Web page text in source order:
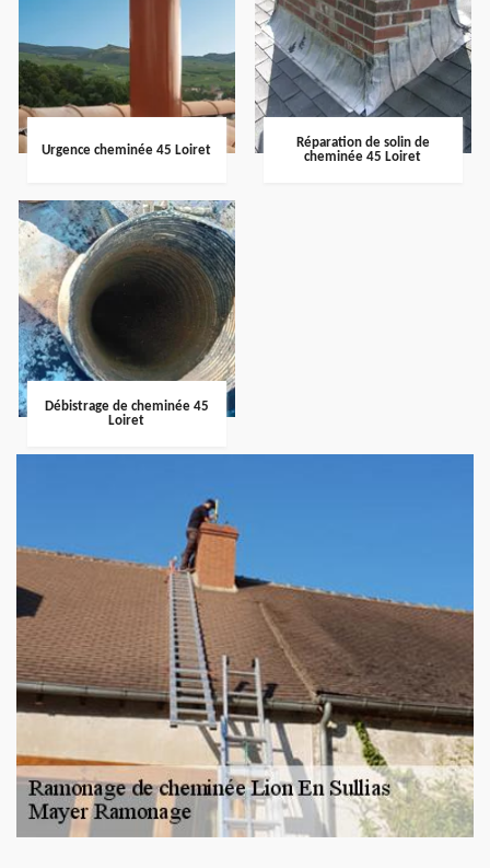
Urgence cheminée 45 Loiret
Réparation de solin de
cheminée 45 Loiret
Débistrage de cheminée 45
Loiret